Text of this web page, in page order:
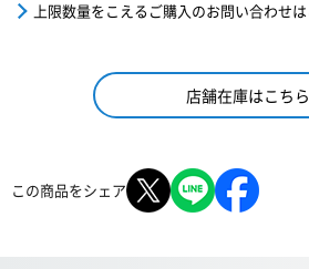
上限数量をこえるご購入のお問い合わせ
店舗在庫はこちら
この商品をシェア